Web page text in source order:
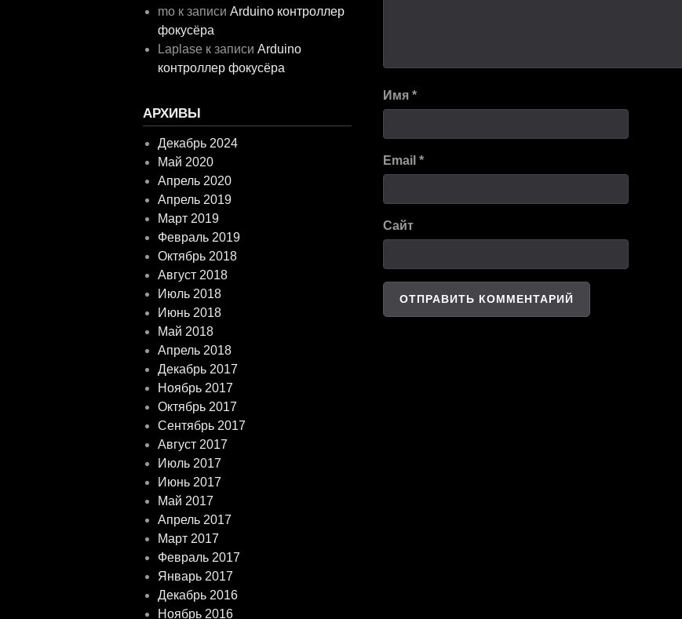
Имя *
Email *
Сайт
mo к записиArduino контроллер
фокусёра
Laplase к записиArduino
контроллер фокусёра
АРХИВЫ
Декабрь 2024
Май 2020
Апрель 2020
Апрель 2019
Март 2019
Февраль 2019
Октябрь 2018
Август 2018
Июль 2018
Июнь 2018
Май 2018
Апрель 2018
Декабрь 2017
Ноябрь 2017
Октябрь 2017
Сентябрь 2017
Август 2017
Июль 2017
Июнь 2017
Май 2017
Апрель 2017
Март 2017
Февраль 2017
Январь 2017
Декабрь 2016
Ноябрь 2016